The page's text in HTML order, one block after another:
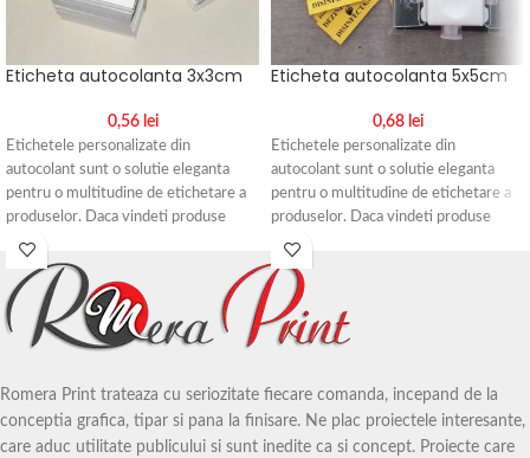
Eticheta autocolanta 3x3cm
0,56 lei
Etichetele personalizate din
autocolant sunt o solutie eleganta
pentru o multitudine de etichetare a
produselor. Daca vindeti produse
artizanale sau produse realizate
manual, etichetele autoadezive sunt
alegerea perfecta.
Design-ul etichetei se printeaza pe
autocolant de hartie si se taie la
Pretul etichetelor variaza in functie
de dimensiuni si tiraj (numar de bucati
dorite).
Eticheta autocolanta 5x5cm
0,68 lei
Etichetele personalizate din
autocolant sunt o solutie eleganta
pentru o multitudine de etichetare a
produselor. Daca vindeti produse
artizanale sau produse realizate
alegerea perfecta.
Design-ul etichetei se printeaza pe
autocolant de hartie si se taie la
Pretul etichetelor variaza in functie
de dimensiuni si tiraj (numar de bucati
dorite).
Romera Print trateaza cu seriozitate fiecare comanda, incepand de la
conceptia grafica, tipar si pana la finisare. Ne plac proiectele interesante,
care aduc utilitate publicului si sunt inedite ca si concept. Proiecte care